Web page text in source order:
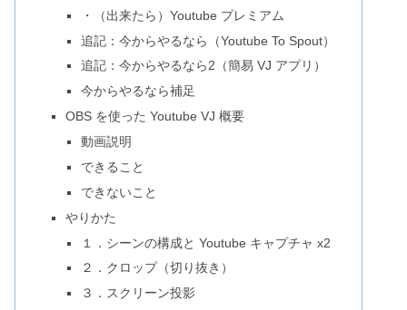
・（出来たら）Youtube プレミアム
追記：今からやるなら（Youtube To Spout）
追記：今からやるなら2（簡易 VJ アプリ）
今からやるなら補足
OBS を使った Youtube VJ 概要
動画説明
できること
できないこと
やりかた
１．シーンの構成と Youtube キャプチャ x2
２．クロップ（切り抜き）
３．スクリーン投影